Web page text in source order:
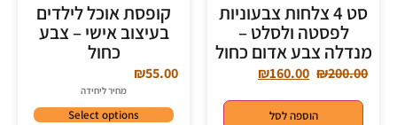
סט 4 צלחות צבעוניות
לפסטה ולסלט –
מנדלה צבע אדום כחול
₪200.00
₪160.00
הוספה לסל
קופסת אוכל לילדים
בעיצוב אישי – צבע
כחול
₪55.00
מחיר ליחידה
Select options